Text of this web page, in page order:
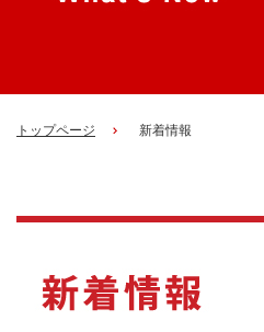
トップページ 新着情報